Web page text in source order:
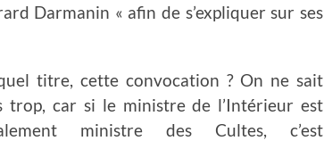
Darmanin « afin de s’expliquer sur ses
titre, cette convocation ? On ne sait
trop, car si le ministre de l’Intérieur est
ministre des Cultes, c’est